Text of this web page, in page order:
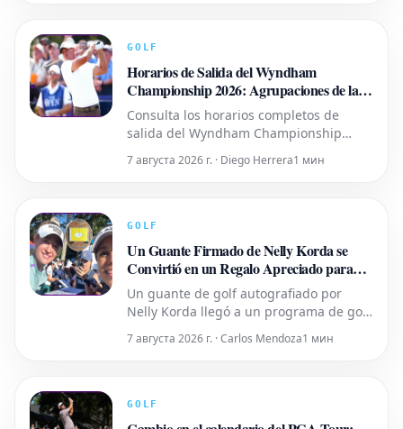
GOLF
Horarios de Salida del Wyndham
Championship 2026: Agrupaciones de la
Segunda Ronda del Viernes
Consulta los horarios completos de
salida del Wyndham Championship
2026 para la segunda ronda del viernes
en Carolina del Norte, con la
7 августа 2026 г. · Diego Herrera1 мин
GOLF
Un Guante Firmado de Nelly Korda se
Convirtió en un Regalo Apreciado para
Niños al Otro Lado del Mundo
Un guante de golf autografiado por
Nelly Korda llegó a un programa de golf
junior en Brasil. Sin embargo, esto no
habría sido posible sin algo de ayuda.
7 августа 2026 г. · Carlos Mendoza1 мин
GOLF